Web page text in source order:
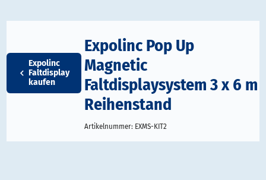
Expolinc
Faltdisplay
kaufen
Expolinc Pop Up
Magnetic
Faltdisplaysystem 3 x 6 m
Reihenstand
Artikelnummer: EXMS-KIT2